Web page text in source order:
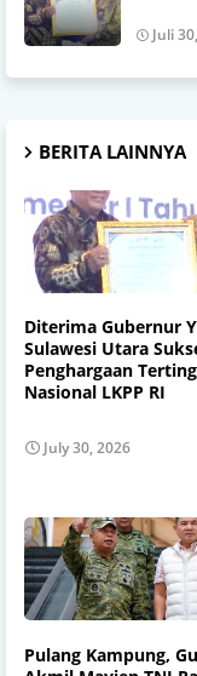
Juli
BERITA LAINNYA
Diterima Gubernur
Sulawesi Utara
Penghargaan
Nasional LKPP RI
July 30, 2026
Pulang Kampung,